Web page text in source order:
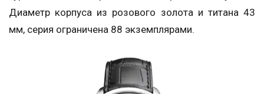
Диаметр корпуса из розового золота и титана 43
мм, серия ограничена 88 экземплярами.